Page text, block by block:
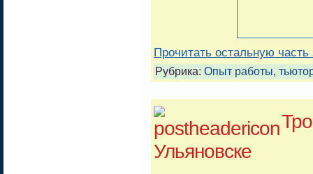
Прочитать остальную часть
Рубрика: Опыт работы,
Ульяновске